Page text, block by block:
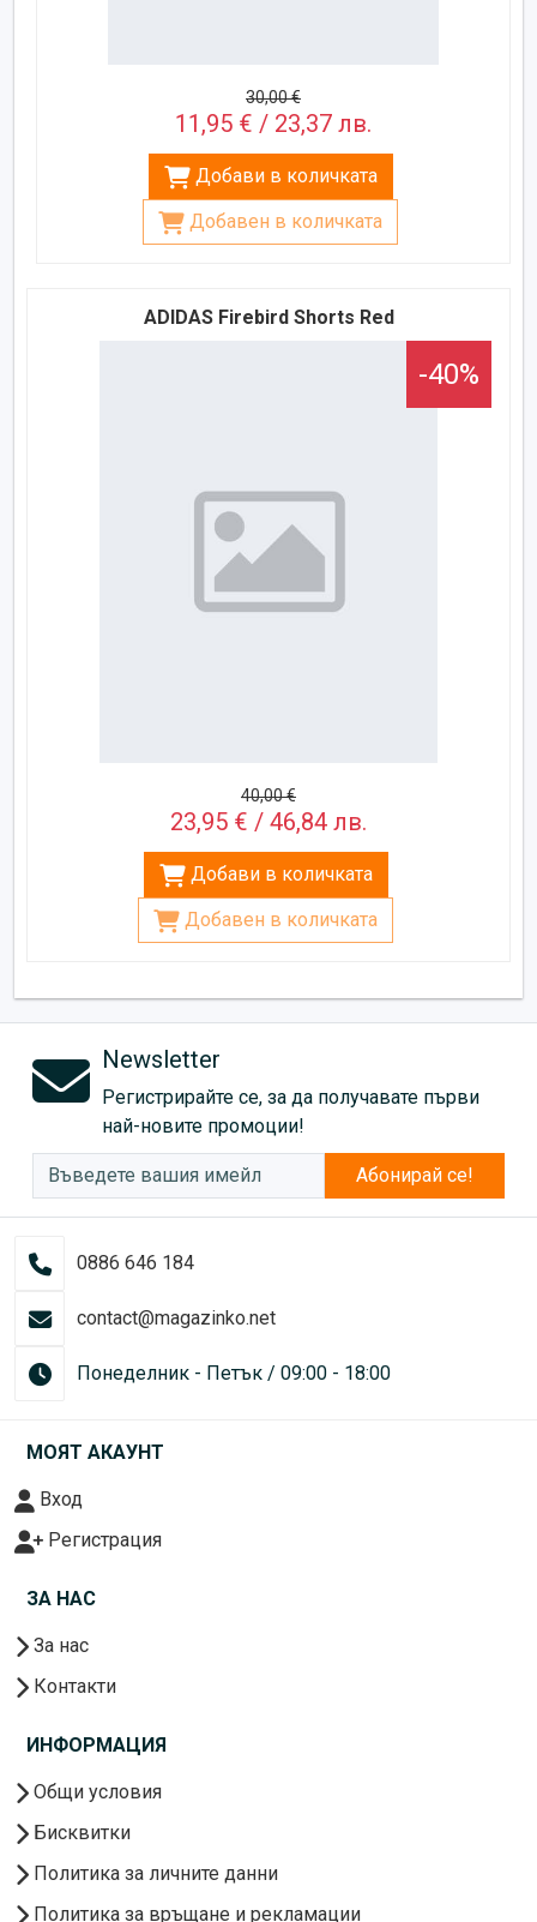
30,00 €
11,95 € / 23,37 лв.
Добави в количката
Добавен в количката
ADIDAS Firebird Shorts Red
-40%
40,00 €
23,95 € / 46,84 лв.
Добави в количката
Добавен в количката
Newsletter
Регистрирайте се, за да получавате първи
най-новите промоции!
Абонирай се!
0886 646 184
contact@magazinko.net
Понеделник - Петък / 09:00 - 18:00
МОЯТ АКАУНТ
Вход
Регистрация
ЗА НАС
За нас
Контакти
ИНФОРМАЦИЯ
Общи условия
Бисквитки
Политика за личните данни
Политика за връщане и рекламации